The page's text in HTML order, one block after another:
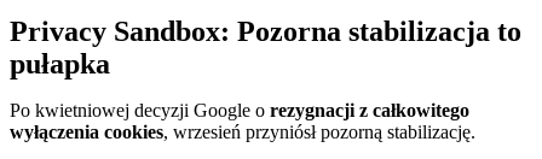
Privacy Sandbox: Pozorna stabilizacja to
pułapka
Po kwietniowej decyzji Google o rezygnacji z całkowitego
wyłączenia cookies, wrzesień przyniósł pozorną stabilizację.